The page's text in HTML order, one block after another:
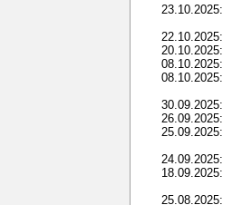
23.10.2025:
22.10.2025:
20.10.2025:
08.10.2025:
08.10.2025:
30.09.2025:
26.09.2025:
25.09.2025:
24.09.2025:
18.09.2025:
25.08.2025: